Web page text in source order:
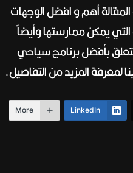
أهم و افضل الوجهات
يمكن ممارستها وأيضاً
يتعلق بأفضل برنامج سياحي
LinkedIn
More